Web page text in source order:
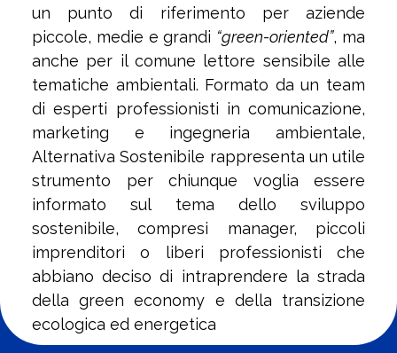
un punto di riferimento per aziende
piccole, medie e grandi “green-oriented”, ma
anche per il comune lettore sensibile alle
tematiche ambientali. Formato da un team
di esperti professionisti in comunicazione,
marketing e ingegneria ambientale,
Alternativa Sostenibile rappresenta un utile
strumento per chiunque voglia essere
informato sul tema dello sviluppo
sostenibile, compresi manager, piccoli
imprenditori o liberi professionisti che
abbiano deciso di intraprendere la strada
della green economy e della transizione
ecologica ed energetica